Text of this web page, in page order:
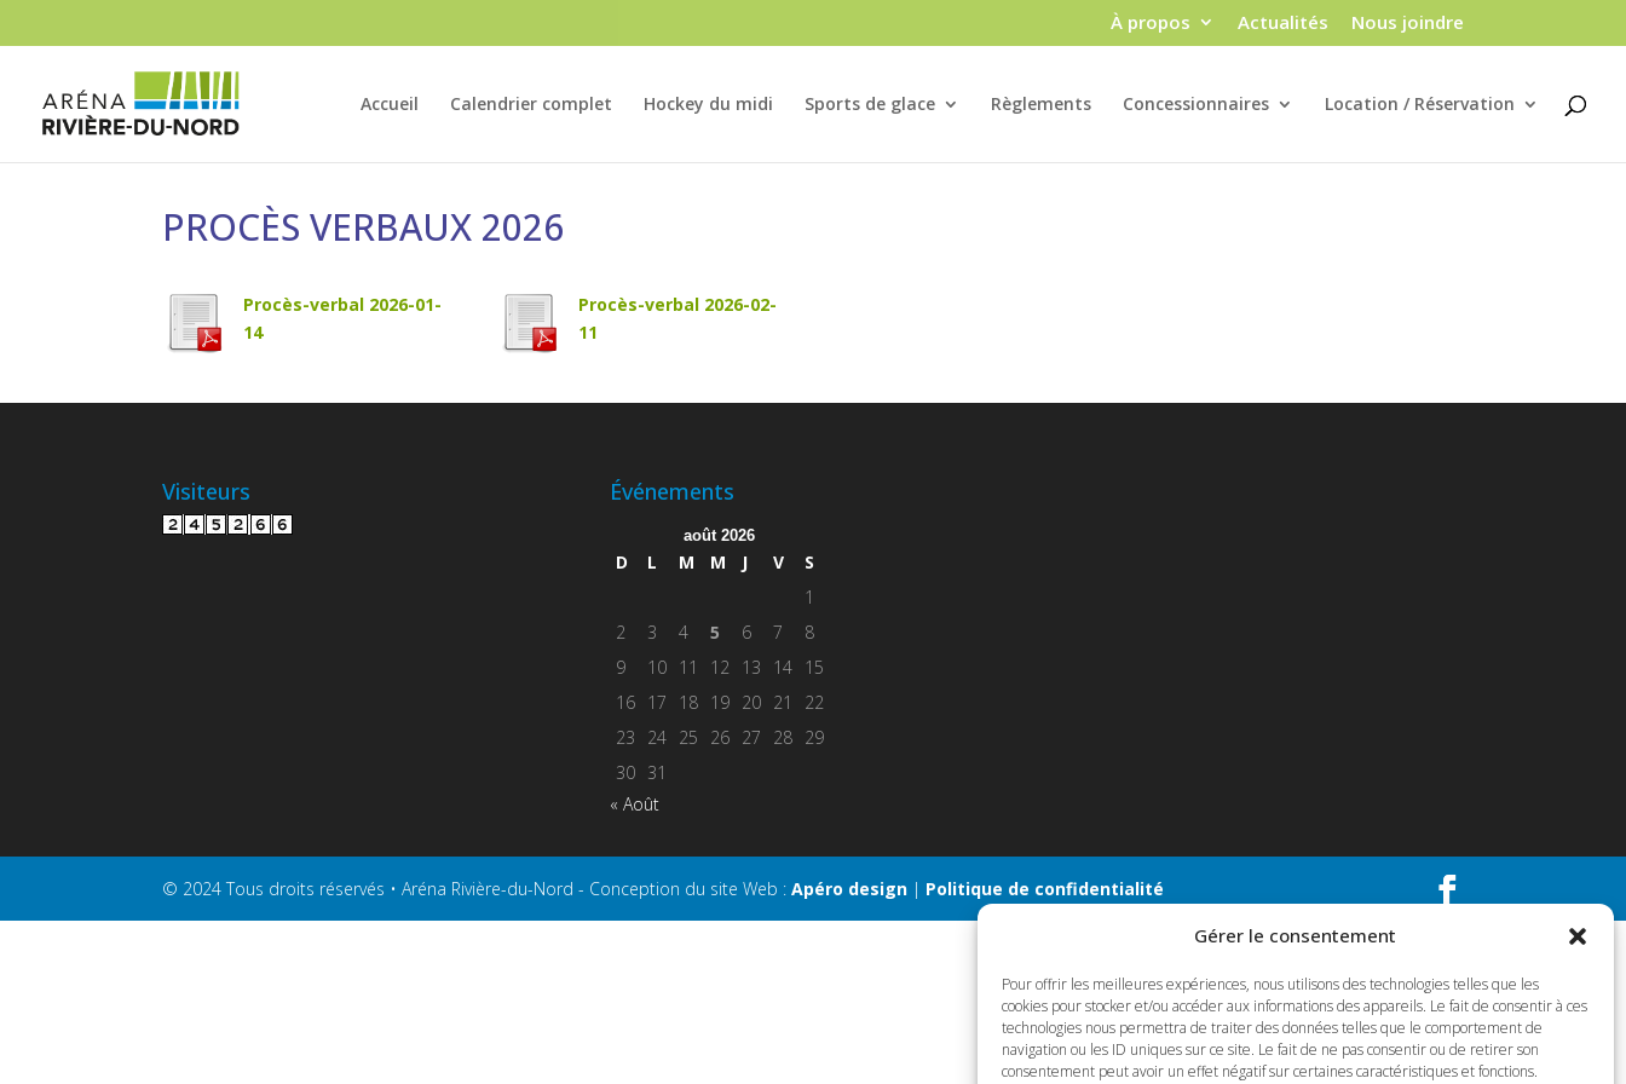
Gérer le consentement
Pour offrir les meilleures expériences, nous utilisons des technologies telles que les
cookies pour stocker et/ou accéder aux informations des appareils. Le fait de consentir à ces
technologies nous permettra de traiter des données telles que le comportement de
navigation ou les ID uniques sur ce site. Le fait de ne pas consentir ou de retirer son
consentement peut avoir un effet négatif sur certaines caractéristiques et fonctions.
À propos Actualités Nous joindre
Accueil Calendrier complet Hockey du midi Sports de glace Règlements Concessionnaires Location / Réservation
PROCÈS VERBAUX 2026
Procès-verbal 2026-01-
14
Procès-verbal 2026-02-
11
Visiteurs Événements
août 2026
D L M M J V
S
1
2
3 4 5 6 7
8
9
10 11 12 13 14
15
16
17 18 19 20 21
22
23
24 25 26 27 28
29
30
31
« Août
© 2024 Tous droits réservés • Aréna Rivière-du-Nord - Conception du site Web :Apéro design | Politique de confidentialité